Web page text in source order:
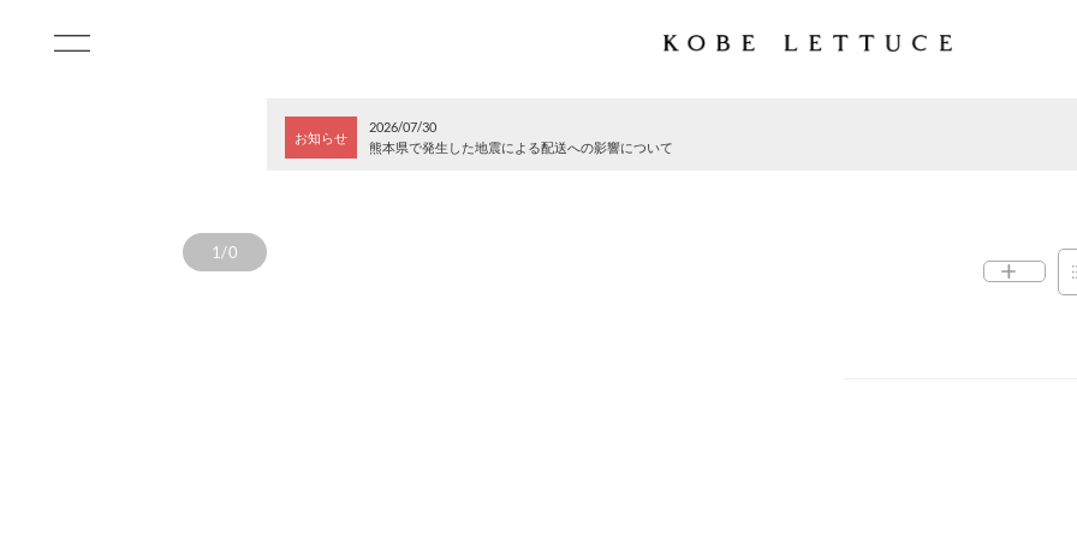
お知らせ
2026/07/30
熊本県で発生した地震による配送への影響について
1/0